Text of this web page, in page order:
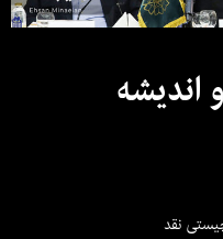
نقد